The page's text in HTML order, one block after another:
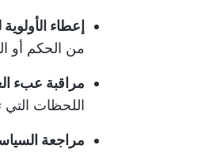
إعطاء
من الحكم أو
مراقبة عبء
اللحظات
مراجعة